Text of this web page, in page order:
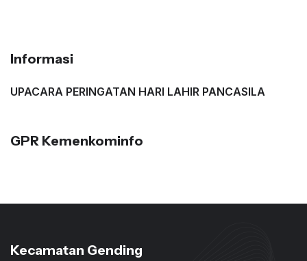
Informasi
UPACARA PERINGATAN HARI LAHIR PANCASILA
GPR Kemenkominfo
Kecamatan Gending